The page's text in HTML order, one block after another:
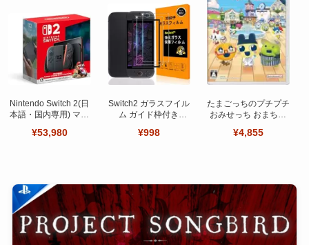
Nintendo Switch 2(日
本語・国内専用) マリ
ット
¥53,980
Switch2 ガラスフイル
ム ガイド枠付き
ット 日本旭硝子製-高
¥998
たまごっちのプチプチ
おみせっち おまちど
¥4,855